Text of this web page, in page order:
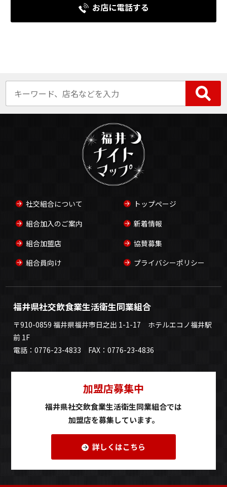
お店に電話する
社交組合について
組合加入のご案内
組合加盟店
組合員向け
トップページ
新着情報
協賛募集
プライバシーポリシー
福井県社交飲食業生活衛生同業組合
〒910-0859 福井県福井市日之出 1-1-17 ホテルエコノ福井駅
前 1F
電話：0776-23-4833 FAX：0776-23-4836
加盟店募集中
福井県社交飲食業生活衛生同業組合では
加盟店を募集しています。
詳しくはこちら